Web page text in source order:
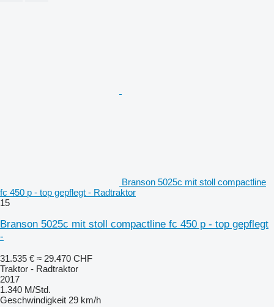
Branson 5025c mit stoll compactline
fc 450 p - top gepflegt - Radtraktor
15
Branson 5025c mit stoll compactline fc 450 p - top gepflegt
-
31.535 € ≈ 29.470 CHF
Traktor - Radtraktor
2017
1.340 M/Std.
Geschwindigkeit 29 km/h